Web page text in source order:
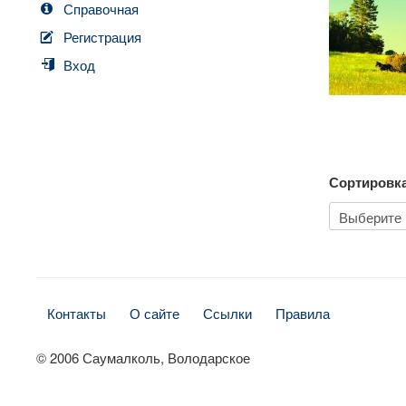
Справочная
Регистрация
Вход
Контакты О сайте Ссылки Правила
© 2006 Саумалколь, Володарское